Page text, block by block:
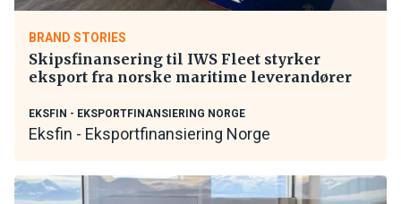
BRAND STORIES
Skipsfinansering til IWS Fleet styrker
eksport fra norske maritime leverandører
EKSFIN - EKSPORTFINANSIERING NORGE
Eksfin - Eksportfinansiering Norge